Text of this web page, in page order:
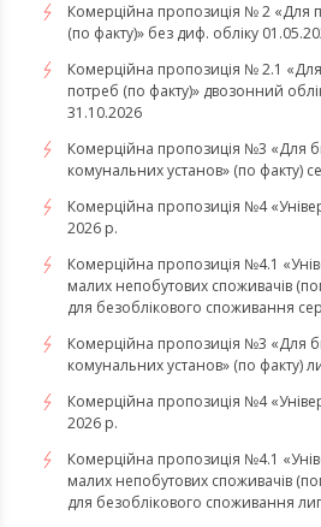
Комерційна пропозиція № 2 «Для
(по факту)» без диф. обліку
Комерційна пропозиція № 2.1
потреб (по факту)» двозонний
31.10.2026
Комерційна пропозиція №3 «Для
комунальних установ» (по факту)
Комерційна пропозиція №4
2026 р.
Комерційна пропозиція №4.1
малих непобутових споживачів
для безоблікового споживання
Комерційна пропозиція №3 «Для
комунальних установ» (по факту)
Комерційна пропозиція №4
2026 р.
Комерційна пропозиція №4.1
малих непобутових споживачів
для безоблікового споживання